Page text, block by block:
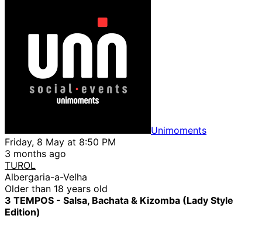
Unimoments
Friday, 8 May at 8:50 PM
3 months ago
TUROL
Albergaria-a-Velha
Older than 18 years old
3 TEMPOS - Salsa, Bachata & Kizomba (Lady Style
Edition)